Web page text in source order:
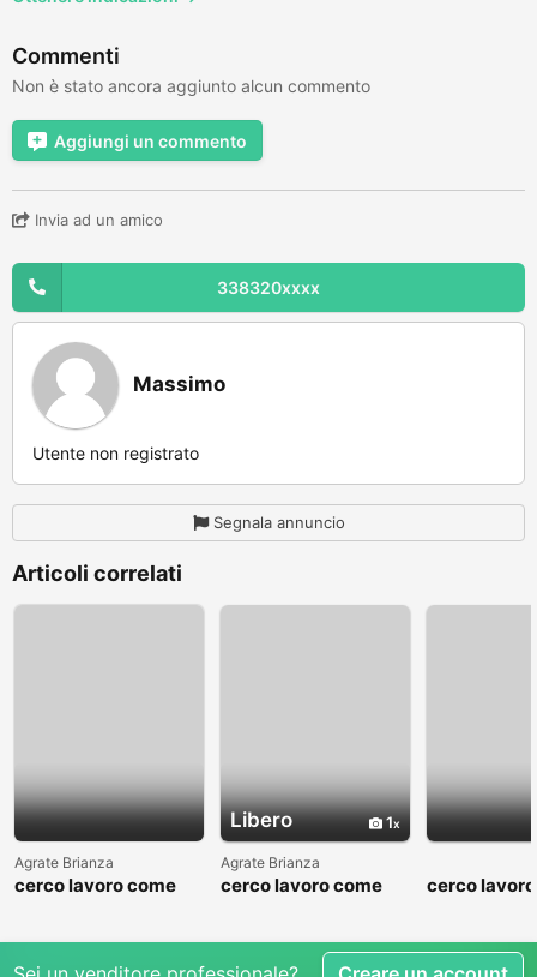
Commenti
Non è stato ancora aggiunto alcun commento
Aggiungi un commento
Invia ad un amico
338320xxxx
Massimo
Utente non registrato
Segnala annuncio
Articoli correlati
Agrate Brianza
cerco lavoro come
Libero 1
Agrate Brianza
cerco lavoro come
cerco